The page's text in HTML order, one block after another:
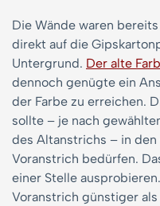
Die Wände waren
direkt auf die
Untergrund. Der alte
dennoch genügte ein
der Farbe zu erreichen.
sollte – je nach
des Altanstrichs – in den
Voranstrich bedürfen.
einer Stelle
Voranstrich günstiger